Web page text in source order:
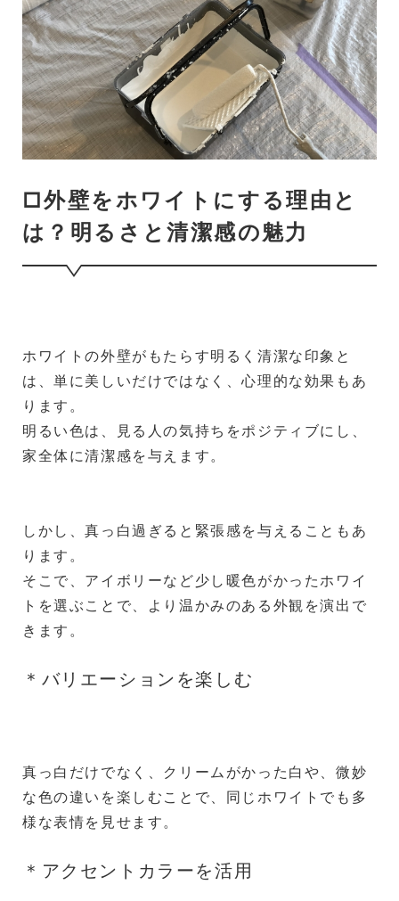
□外壁をホワイトにする理由と
は？明るさと清潔感の魅力
ホワイトの外壁がもたらす明るく清潔な印象と
は、単に美しいだけではなく、心理的な効果もあ
ります。
明るい色は、見る人の気持ちをポジティブにし、
家全体に清潔感を与えます。
しかし、真っ白過ぎると緊張感を与えることもあ
ります。
そこで、アイボリーなど少し暖色がかったホワイ
トを選ぶことで、より温かみのある外観を演出で
きます。
＊バリエーションを楽しむ
真っ白だけでなく、クリームがかった白や、微妙
な色の違いを楽しむことで、同じホワイトでも多
様な表情を見せます。
＊アクセントカラーを活用